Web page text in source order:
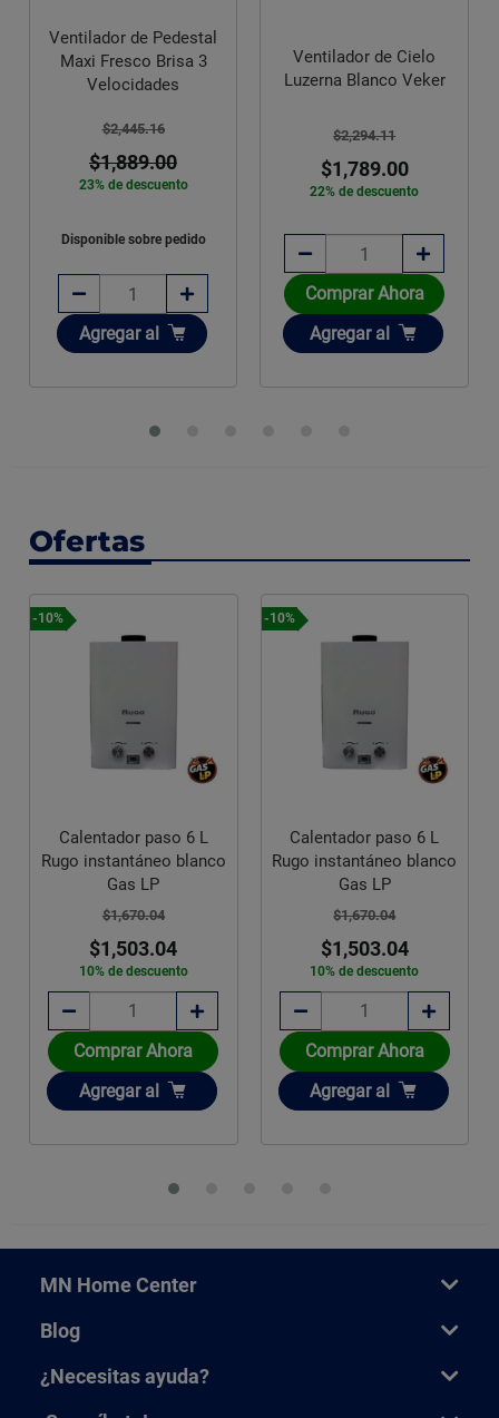
Ventilador de Pedestal
Maxi Fresco Brisa 3
Velocidades
$2,445.16
$1,889.00
23% de descuento
Disponible sobre pedido
Añadir
Agregar al
Ventilador de Cielo
Luzerna Blanco Veker
$2,294.11
$1,789.00
22% de descuento
Comprar Ahora
Añadir
Agregar al
Ofertas
-10%
Calentador paso 6 L
Rugo instantáneo blanco
Gas LP
$1,670.04
$1,503.04
10% de descuento
Comprar Ahora
Añadir
Agregar al
-10%
Calentador paso 6 L
Rugo instantáneo blanco
Gas LP
$1,670.04
$1,503.04
10% de descuento
Comprar Ahora
Añadir
Agregar al
MN Home Center
Blog
¿Necesitas ayuda?